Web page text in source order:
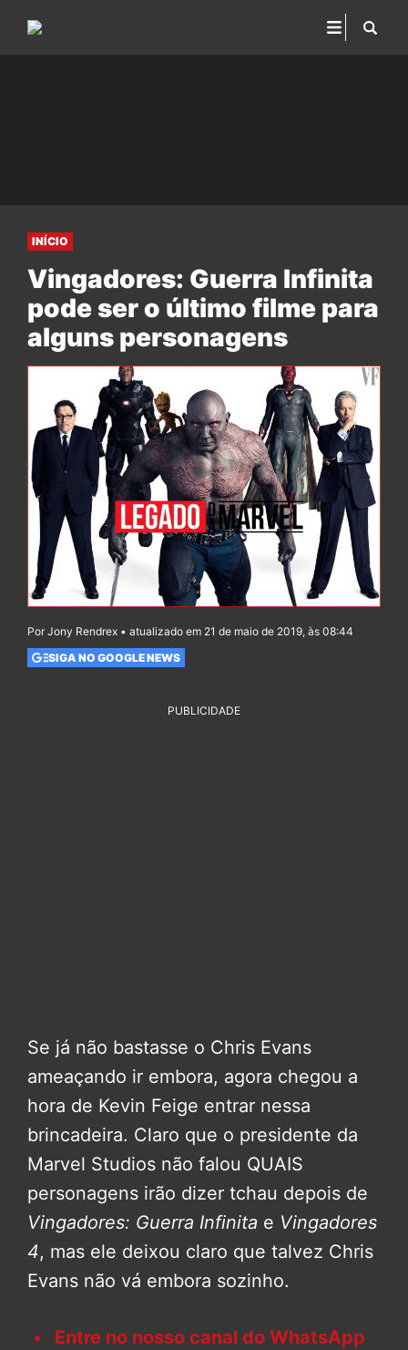
INÍCIO
Vingadores: Guerra Infinita
pode ser o último filme para
alguns personagens
Por Jony Rendrex • atualizado em 21 de maio de 2019, às 08:44
SIGA NO GOOGLE NEWS
PUBLICIDADE
Se já não bastasse o Chris Evans
ameaçando ir embora, agora chegou a
hora de Kevin Feige entrar nessa
brincadeira. Claro que o presidente da
Marvel Studios não falou QUAIS
personagens irão dizer tchau depois de
Vingadores: Guerra Infinita e Vingadores
4, mas ele deixou claro que talvez Chris
Evans não vá embora sozinho.
Entre no nosso canal do WhatsApp